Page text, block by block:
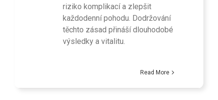
riziko komplikací a zlepšit
každodenní pohodu. Dodržování
těchto zásad přináší dlouhodobé
výsledky a vitalitu.
Read More